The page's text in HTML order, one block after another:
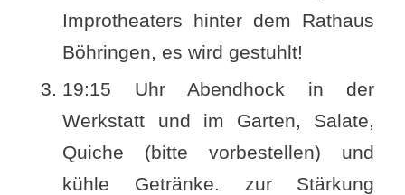
Improtheaters hinter dem Rathaus
Böhringen, es wird gestuhlt!
19:15 Uhr Abendhock in der
Werkstatt und im Garten, Salate,
Quiche (bitte vorbestellen) und
kühle Getränke. zur Stärkung